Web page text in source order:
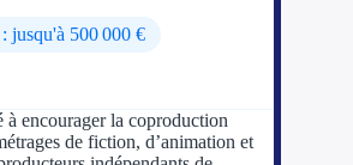
jusqu'à 500 000 €
à encourager la coproduction
de fiction, d’animation et